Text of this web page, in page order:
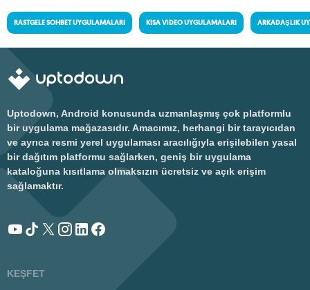
RASTGELE SOHBET UYGULAMALARI KISA VIDEO UYGULAMALARI ARKADAŞLIK
Uptodown, Android konusunda uzmanlaşmış çok platformlu
bir uygulama mağazasıdır. Amacımız, herhangi bir tarayıcıdan
ve ayrıca resmi yerel uygulaması aracılığıyla erişilebilen yasal
bir dağıtım platformu sağlarken, geniş bir uygulama
kataloğuna kısıtlama olmaksızın ücretsiz ve açık erişim
sağlamaktır.
KEŞFET